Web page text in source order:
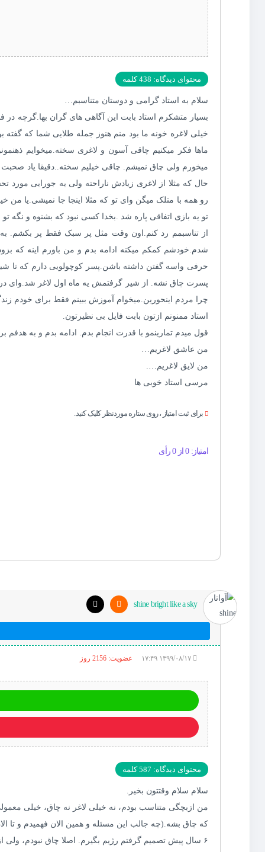
محتوای دیدگاه: 438 کلمه
سلام به استاد گرامی و دوستان متناسبم…
بسیار متشکرم استاد بابت این آگاهی های گران بها.‌گرچه
خیلی لاغره خونه ما بود منم هنوز جمله طلایی شما که
ماها فکر میکنیم چاقی آسون و لاغری سخته.میخوایم
میخورم ولی چاق نمیشم. چاقی خیلیم سخته..دقیقا یاد
حال که مثلا از لاغری زیادش ناراحته ولی یه جورایی
رو همه با متلک میگن وای تو که مثلا اینجا جا نمیشی.یا
تو یه بازی اتفاقی پاره شد .بخدا کسی نبود که بشنوه و
از تناسبمم رد کنم.‌اون وقت مثل پر سبک فقط پر بکشم.‌
شدم.خودشم کمکم میکنه ادامه بدم و من باورم اینه که
حرفی واسه گفتن داشته باشن.‌پسر کوچولویی دارم که تا
پسرت چاق نشه. از شیر گرفتمش یه ماه اول لاغر شد.وای
چرا مردم اینحورین.‌میخوام آموزش ببینم فقط برای خودم
استاد ممنونم ازتون بابت فایل بی نظیرتون.
قول میدم تمارینمو با قدرت انجام بدم. ادامه بدم و به
من عاشق لاغریم…
من لایق لاغریم….
مرسی استاد خوبی ها
برای ثبت امتیاز ، روی ستاره موردنظر کلیک کنید.
امتیاز: 0 از 0 رأی
shine bright like a sky
عضویت: 2156 روز
محتوای دیدگاه: 587 کلمه
سلام سلام وقتتون بخیر.
من ازبچگی متناسب بودم، نه خیلی لاغر نه چاق، خیلی
که چاق بشه.(چه جالب این مسئله و همین الان فهمیدم و تا
۶ سال پیش تصمیم گرفتم رژیم بگیرم. اصلا چاق نبودم، ولی